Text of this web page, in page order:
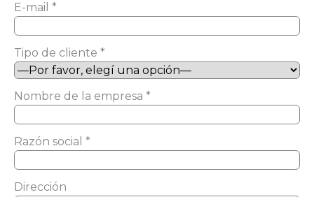
E-mail *
Tipo de cliente *
Nombre de la empresa *
Razón social *
Dirección